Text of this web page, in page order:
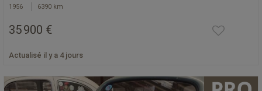
1956 6390 km
35 900 €
Actualisé il y a 4 jours